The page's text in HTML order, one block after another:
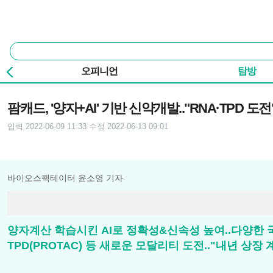
통
합
검
색
오피니언 탐방
팜캐드, '양자+AI' 기반 신약개발.."RNA·TPD 도
입력 2022-06-09 11:33 수정 2022-06-13 09:01
바이오스펙테이터 윤소영 기자
양자계산 학습시킨 AI로 정확성&신속성 높여..다양한
TPD(PROTAC) 등 새로운 모달리티 도전.."내년 상장